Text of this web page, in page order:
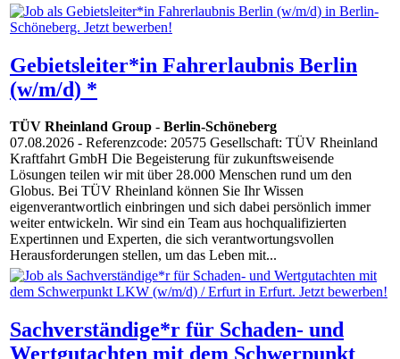
Gebietsleiter*in Fahrerlaubnis Berlin
(w/m/d) *
TÜV Rheinland Group - Berlin-Schöneberg
07.08.2026 - Referenzcode: 20575 Gesellschaft: TÜV Rheinland
Kraftfahrt GmbH Die Begeisterung für zukunftsweisende
Lösungen teilen wir mit über 28.000 Menschen rund um den
Globus. Bei TÜV Rheinland können Sie Ihr Wissen
eigenverantwortlich einbringen und sich dabei persönlich immer
weiter entwickeln. Wir sind ein Team aus hochqualifizierten
Expertinnen und Experten, die sich verantwortungsvollen
Herausforderungen stellen, um das Leben mit...
Sachverständige*r für Schaden- und
Wertgutachten mit dem Schwerpunkt